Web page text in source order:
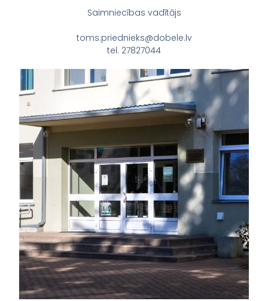
Saimniecības vadītājs
toms.priednieks@dobele.lv
tel. 27827044